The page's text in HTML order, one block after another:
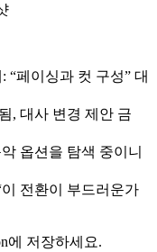
“페이싱과 컷 구성” 대
, 대사 변경 제안 금
옵션을 탐색 중이니
전환이 부드러운가
에 저장하세요.